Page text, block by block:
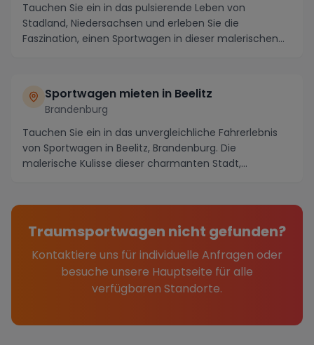
Tauchen Sie ein in das pulsierende Leben von
Stadland, Niedersachsen und erleben Sie die
Faszination, einen Sportwagen in dieser malerischen
Sportwagen mieten in Beelitz
Brandenburg
Tauchen Sie ein in das unvergleichliche Fahrerlebnis
von Sportwagen in Beelitz, Brandenburg. Die
malerische Kulisse dieser charmanten Stadt,
Traumsportwagen nicht gefunden?
Kontaktiere uns für individuelle Anfragen oder
besuche unsere Hauptseite für alle
verfügbaren Standorte.